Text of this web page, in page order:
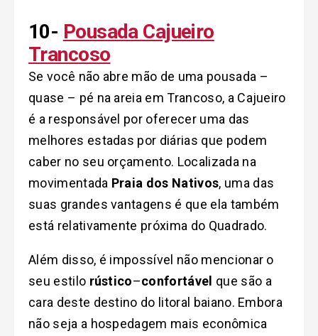
10- Pousada Cajueiro
Trancoso
Se você não abre mão de uma pousada –
quase – pé na areia em Trancoso, a Cajueiro
é a responsável por oferecer uma das
melhores estadas por diárias que podem
caber no seu orçamento. Localizada na
movimentada Praia dos Nativos, uma das
suas grandes vantagens é que ela também
está relativamente próxima do Quadrado.
Além disso, é impossível não mencionar o
seu estilo rústico–confortável que são a
cara deste destino do litoral baiano. Embora
não seja a hospedagem mais econômica